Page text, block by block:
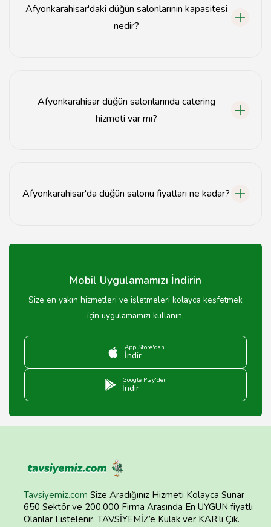
Afyonkarahisar'daki düğün salonlarının kapasitesi
nedir?
Afyonkarahisar düğün salonlarında catering
hizmeti var mı?
Afyonkarahisar'da düğün salonu fiyatları ne kadar?
hizmetlere ve tarihe göre değişiklik göstermektedir.
Mobil Uygulamamızı İndirin
Size en yakın hizmetleri ve işletmeleri kolayca keşfetmek
için uygulamamızı kullanın.
App Store'dan
İndir
Google Play'den
İndir
Tavsiyemiz.com Size Aradığınız Hizmeti Kolayca Sunar
650 Sektör ve 200.000 Firma Arasında En UYGUN fiyatlı
Olanlar Listelenir. TAVSİYEMİZ’e Kulak ver KAR’lı Çık.